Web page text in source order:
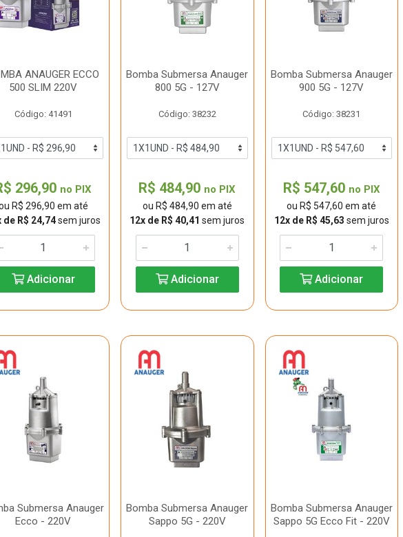
ANAUGER ECCO
500 SLIM 220V
Código: 41491
296,90 no PIX
R$ 296,90 em até
de R$ 24,74sem juros
Adicionar
Bomba Submersa Anauger
800 5G - 127V
Código: 38232
R$ 484,90 no PIX
ou R$ 484,90 em até
12x de R$ 40,41 sem juros
Adicionar
Bomba Submersa Anauger
900 5G - 127V
Código: 38231
R$ 547,60 no PIX
ou R$ 547,60 em até
12x de R$ 45,63 sem juros
Adicionar
Submersa Anauger
Ecco - 220V
Bomba Submersa Anauger
Sappo 5G - 220V
Bomba Submersa Anauger
Sappo 5G Ecco Fit - 220V